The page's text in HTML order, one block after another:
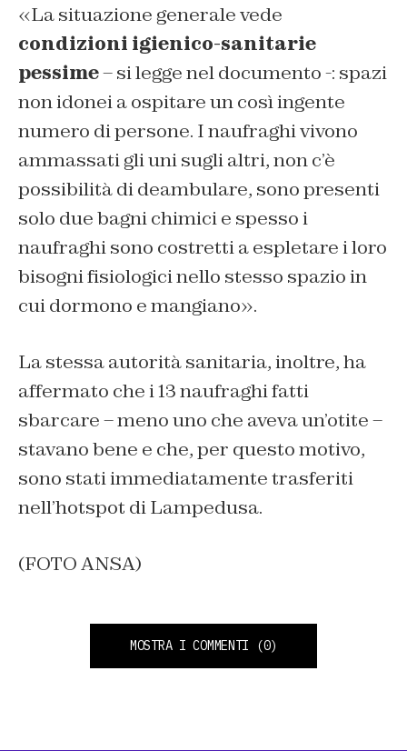
«La situazione generale vede
condizioni igienico-sanitarie
pessime– si legge nel documento -: spazi
non idonei a ospitare un così ingente
numero di persone. I naufraghi vivono
ammassati gli uni sugli altri, non c’è
possibilità di deambulare, sono presenti
solo due bagni chimici e spesso i
naufraghi sono costretti a espletare i loro
bisogni fisiologici nello stesso spazio in
cui dormono e mangiano».
La stessa autorità sanitaria, inoltre, ha
affermato che i 13 naufraghi fatti
sbarcare – meno uno che aveva un’otite –
stavano bene e che, per questo motivo,
sono stati immediatamente trasferiti
nell’hotspot di Lampedusa.
(FOTO ANSA)
MOSTRA I COMMENTI (0)